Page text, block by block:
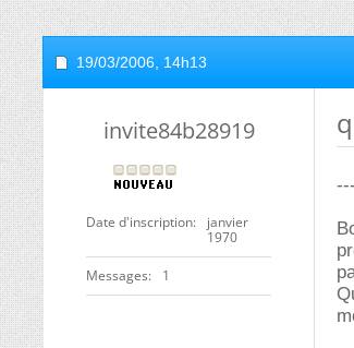
19/03/2006, 14h13
invite84b28919
Date d'inscription
janvier
1970
Messages 1